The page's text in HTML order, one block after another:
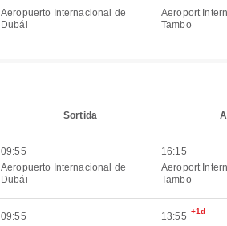
Aeropuerto Internacional de
Dubái
Aeroport
Tambo
Sortida
09:55
Aeropuerto Internacional de
Dubái
16:15
Aeroport
Tambo
09:55
13:55 +1d